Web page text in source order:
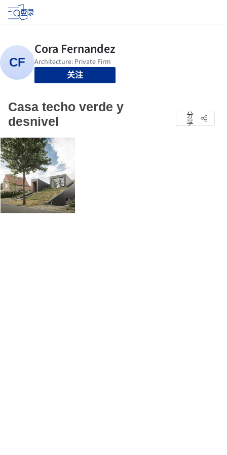
登录
关注
Casa techo verde y
desnivel
分
享